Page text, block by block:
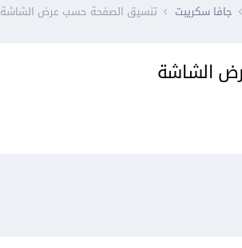
جافا سكريبت تنسيق الصفحة حسب عرض الشاشة
الشاشة